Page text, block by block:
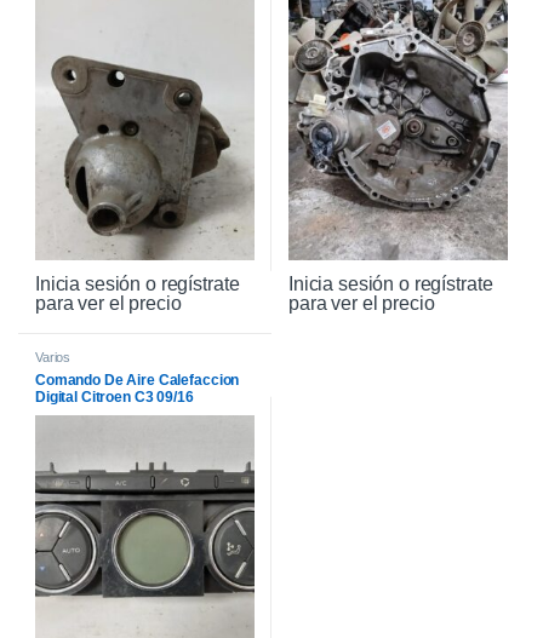
Inicia sesión o regístrate
para ver el precio
Inicia sesión o regístrate
para ver el precio
Varios
Comando De Aire Calefaccion
Digital Citroen C3 09/16